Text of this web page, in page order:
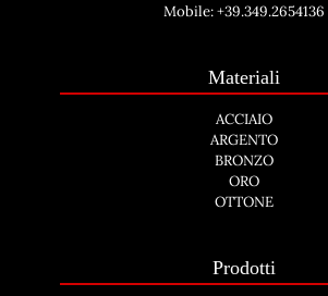
Mobile:+39.349.2654136
Materiali
ACCIAIO
ARGENTO
BRONZO
ORO
OTTONE
Prodotti